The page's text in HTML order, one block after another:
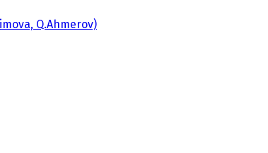
Q.Ahmerov)